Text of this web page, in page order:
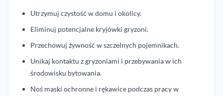
Utrzymuj czystość w domu i okolicy.
Eliminuj potencjalne kryjówki gryzoni.
Przechowuj żywność w szczelnych pojemnikach.
Unikaj kontaktu z gryzoniami i przebywania w ich
środowisku bytowania.
Noś maski ochronne i rękawice podczas pracy w